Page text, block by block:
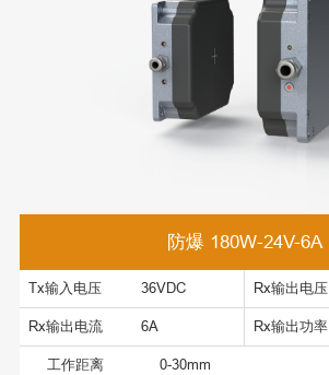
防爆 180W-24V-6A
Tx输入电压 36VDC Rx输出电压
Rx输出电流 6A Rx输出功率
工作距离 0-30mm